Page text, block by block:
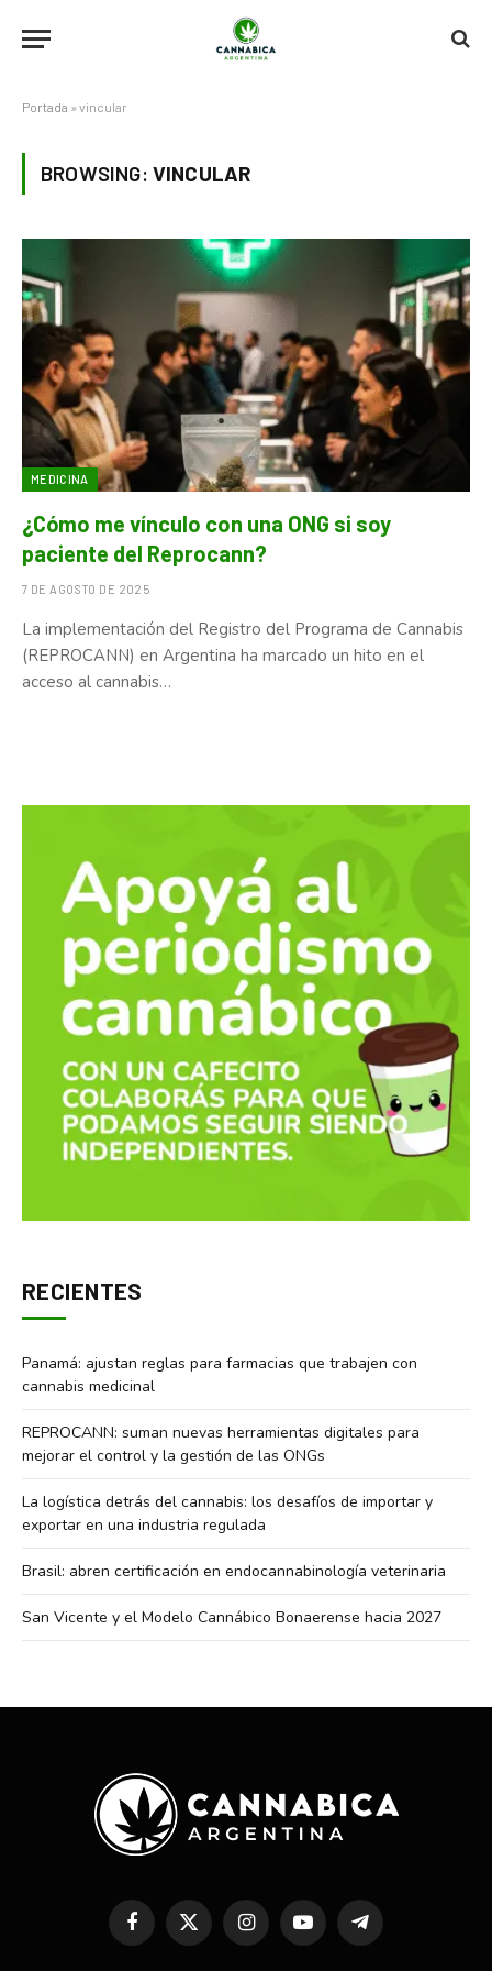
Portada » vincular
BROWSING: VINCULAR
MEDICINA
¿Cómo me vínculo con una ONG si soy
paciente del Reprocann?
7 DE AGOSTO DE 2025
La implementación del Registro del Programa de Cannabis
(REPROCANN) en Argentina ha marcado un hito en el
acceso al cannabis…
RECIENTES
Panamá: ajustan reglas para farmacias que trabajen con
cannabis medicinal
REPROCANN: suman nuevas herramientas digitales para
mejorar el control y la gestión de las ONGs
La logística detrás del cannabis: los desafíos de importar y
exportar en una industria regulada
Brasil: abren certificación en endocannabinología veterinaria
San Vicente y el Modelo Cannábico Bonaerense hacia 2027
FacebookX
(Twitter)
InstagramYouTubeTelegram